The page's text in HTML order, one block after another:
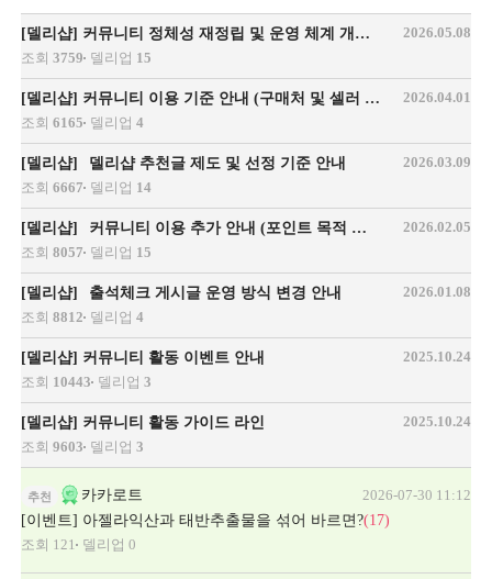
[델리샵] 커뮤니티 정체성 재정립 및 운영 체계 개편 안내
2026.05.08
조회 3759 델리업 15
[델리샵] 커뮤니티 이용 기준 안내 (구매처 및 셀러 언급 관련)
2026.04.01
조회 6165 델리업 4
[델리샵] 델리샵 추천글 제도 및 선정 기준 안내
2026.03.09
조회 6667 델리업 14
[델리샵] 커뮤니티 이용 추가 안내 (포인트 목적 게시글·댓글 관련)
2026.02.05
조회 8057 델리업 15
[델리샵] 출석체크 게시글 운영 방식 변경 안내
2026.01.08
조회 8812 델리업 4
[델리샵] 커뮤니티 활동 이벤트 안내
2025.10.24
조회 10443 델리업 3
[델리샵] 커뮤니티 활동 가이드 라인
2025.10.24
조회 9603 델리업 3
추천
카카로트
[이벤트] 아젤라익산과 태반추출물을 섞어 바르면?(17)
2026-07-30 11:12
조회 121 델리업 0